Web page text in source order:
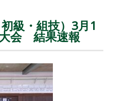
級・組技）3月1
会 結果速報